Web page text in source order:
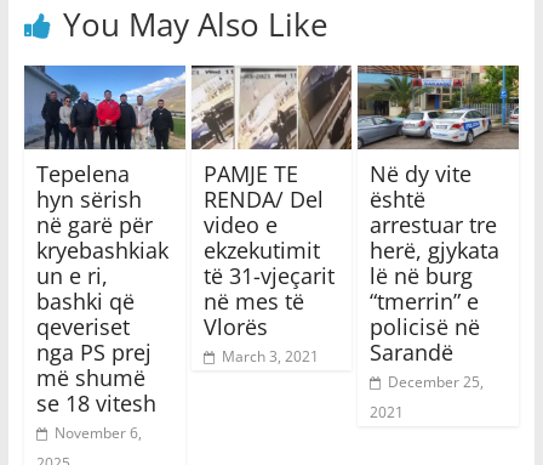
You May Also Like
Tepelena
hyn sërish
në garë për
kryebashkiak
un e ri,
bashki që
qeveriset
nga PS prej
më shumë
se 18 vitesh
November 6,
PAMJE TE
RENDA/ Del
video e
ekzekutimit
të 31-vjeçarit
në mes të
Vlorës
March 3, 2021
Në dy vite
është
arrestuar tre
herë, gjykata
lë në burg
“tmerrin” e
policisë në
Sarandë
December 25,
2021